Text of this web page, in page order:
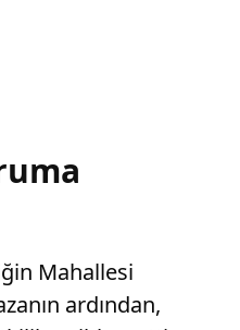
Mahallesi
ardından,